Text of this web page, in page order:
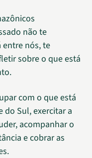
não te
entre nós, te
sobre o que está
com o que está
do Sul, exercitar a
acompanhar o
e cobrar as